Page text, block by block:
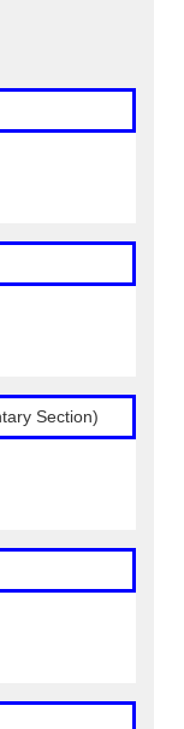
Section)